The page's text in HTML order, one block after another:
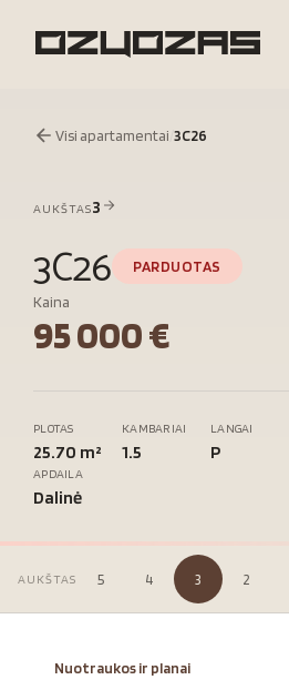
Visi apartamentai 3C26
AUKŠTAS3
3C26
PARDUOTAS
Kaina
95 000 €
PLOTAS
25.70 m²
KAMBARIAI
1.5
LANGAI
P
APDAILA
Dalinė
AUKŠTAS 5 4 3 2
Nuotraukos ir planai